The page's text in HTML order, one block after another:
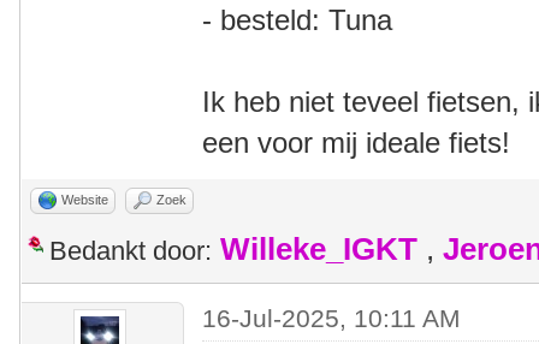
- besteld: Tuna
Ik heb niet teveel fietsen,
een voor mij ideale fiets!
Website Zoek
Bedankt door: Willeke_IGKT ,
16-Jul-2025, 10:11 AM